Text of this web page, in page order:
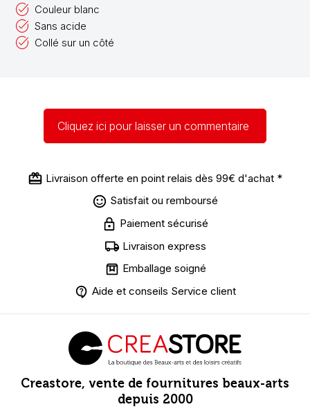
Couleur blanc
Sans acide
Collé sur un côté
Cliquez ici pour laisser un commentaire
Livraison offerte en point relais dès 99€ d'achat *
Satisfait ou remboursé
Paiement sécurisé
Livraison express
Emballage soigné
Aide et conseils Service client
Creastore, vente de fournitures beaux-arts
depuis 2000